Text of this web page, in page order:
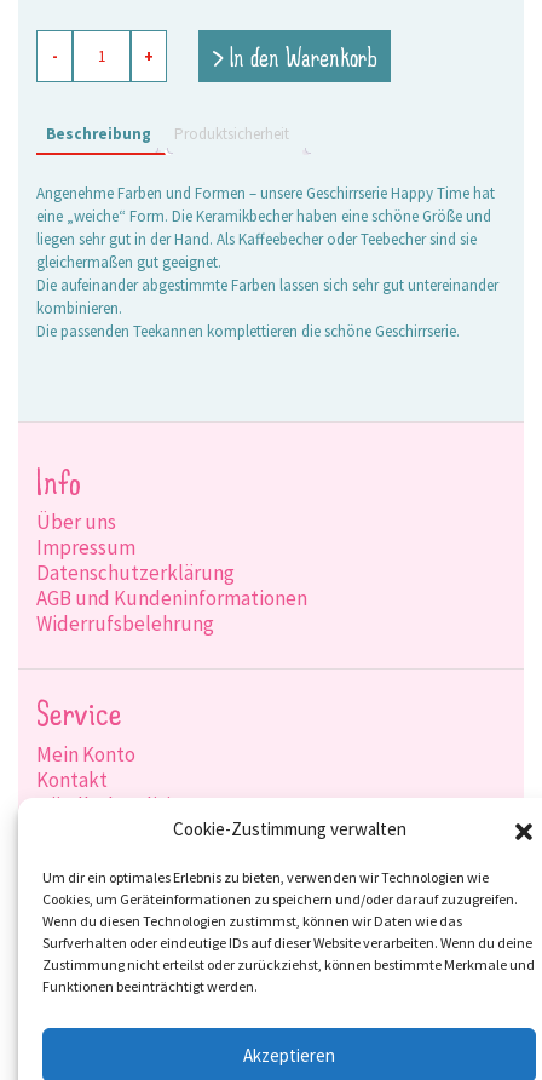
Cookie-Zustimmung verwalten
Um dir ein optimales Erlebnis zu bieten, verwenden wir Technologien wie
Cookies, um Geräteinformationen zu speichern und/oder darauf zuzugreifen.
Wenn du diesen Technologien zustimmst, können wir Daten wie das
Surfverhalten oder eindeutige IDs auf dieser Website verarbeiten. Wenn du deine
Zustimmung nicht erteilst oder zurückziehst, können bestimmte Merkmale und
Funktionen beeinträchtigt werden.
Akzeptieren
Happy
Time
Menge
- + > In den Warenkorb
Beschreibung Produktsicherheit
Angenehme Farben und Formen – unsere Geschirrserie Happy Time hat
eine „weiche“ Form. Die Keramikbecher haben eine schöne Größe und
liegen sehr gut in der Hand. Als Kaffeebecher oder Teebecher sind sie
gleichermaßen gut geeignet.
Die aufeinander abgestimmte Farben lassen sich sehr gut untereinander
kombinieren.
Die passenden Teekannen komplettieren die schöne Geschirrserie.
Info
Über uns
Impressum
Datenschutzerklärung
AGB und Kundeninformationen
Widerrufsbelehrung
Service
Mein Konto
Kontakt
Händlerkonditionen
Zahlungsarten
Social-Media